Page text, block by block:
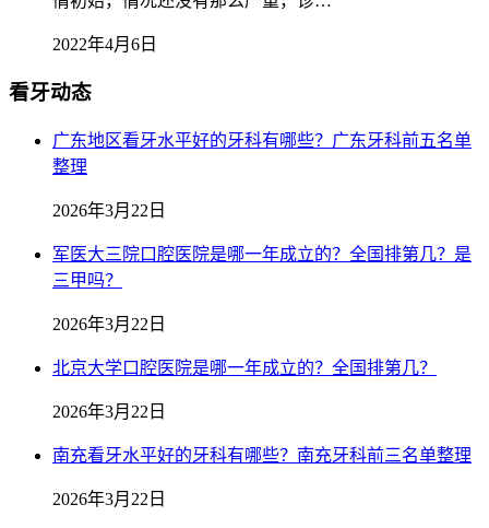
2022年4月6日
看牙动态
广东地区看牙水平好的牙科有哪些？广东牙科前五名单
整理
2026年3月22日
军医大三院口腔医院是哪一年成立的？全国排第几？是
三甲吗？
2026年3月22日
北京大学口腔医院是哪一年成立的？全国排第几？
2026年3月22日
南充看牙水平好的牙科有哪些？南充牙科前三名单整理
2026年3月22日